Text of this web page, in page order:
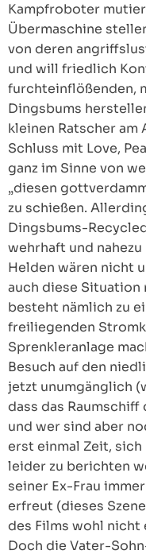
Kampfroboter
Übermaschine
von deren
und will friedlich
furchteinflößenden,
Dingsbums
kleinen Ratscher am
Schluss mit Love,
ganz im Sinne von
„diesen
zu schießen.
Dingsbums-
wehrhaft und
Helden wären nicht
auch diese Situation
besteht nämlich zu
freiliegenden
Sprenkleranlage
Besuch auf den
jetzt unumgänglich
dass das
und wer sind aber
erst einmal Zeit,
leider zu berichten
seiner Ex-Frau
erfreut (dieses
des Films wohl nicht
Doch die Vater-